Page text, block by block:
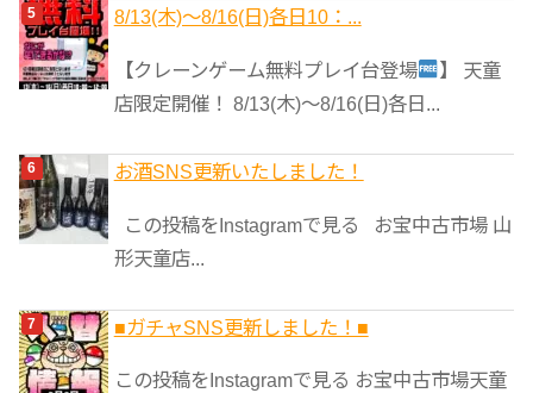
8/13(木)～8/16(日)各日10：...
【クレーンゲーム無料プレイ台登場
】 天童
店限定開催！ 8/13(木)～8/16(日)各日...
お酒SNS更新いたしました！
この投稿をInstagramで見る お宝中古市場 山
形天童店...
■ガチャSNS更新しました！■
この投稿をInstagramで見る お宝中古市場天童